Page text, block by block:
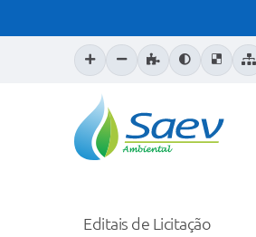
Editais de Licitação